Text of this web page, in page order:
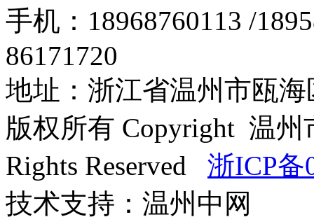
手机：18968760113 /
86171720
地址：浙江省温州市瓯海
版权所有 Copyright 温
Rights Reserved 浙ICP备
技术支持：温州中网